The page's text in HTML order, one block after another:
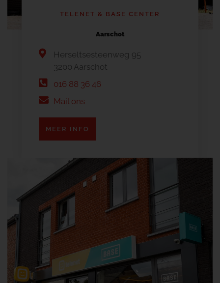
TELENET & BASE CENTER
Aarschot
Herseltsesteenweg 95
3200 Aarschot
016 88 36 46
Mail ons
MEER INFO